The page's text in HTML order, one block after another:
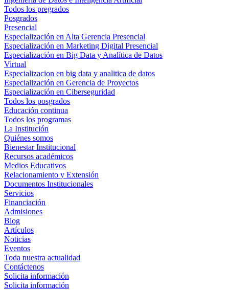
Todos los pregrados
Posgrados
Presencial
Especialización en Alta Gerencia Presencial
Especialización en Marketing Digital Presencial
Especialización en Big Data y Analítica de Datos
Virtual
Especializacion en big data y analitica de datos
Especialización en Gerencia de Proyectos
Especialización en Ciberseguridad
Todos los posgrados
Educación continua
Todos los programas
La Institución
Quiénes somos
Bienestar Institucional
Recursos académicos
Medios Educativos
Relacionamiento y Extensión
Documentos Institucionales
Servicios
Financiación
Admisiones
Blog
Artículos
Noticias
Eventos
Toda nuestra actualidad
Contáctenos
Solicita información
Solicita información